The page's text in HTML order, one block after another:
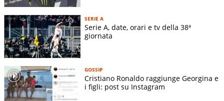
SERIE A
Serie A, date, orari e tv della 38ª
giornata
GOSSIP
Cristiano Ronaldo raggiunge Georgina e
i figli: post su Instagram